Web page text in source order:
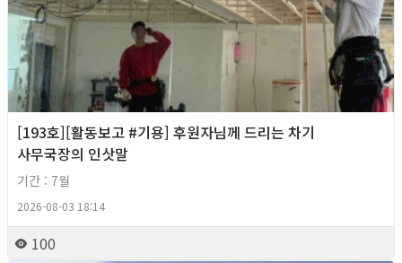
[193호][활동보고 #기용] 후원자님께 드리는 차기
사무국장의 인삿말
기간 : 7월
2026-08-03 18:14
100